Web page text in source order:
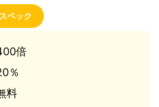
ペック
倍
％
料